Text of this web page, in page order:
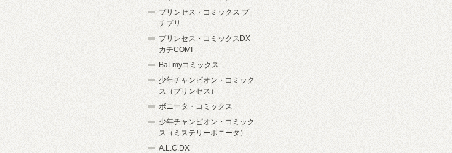
プリンセス・コミックス プ
チプリ
プリンセス・コミックスDX
カチCOMI
BaLmyコミックス
少年チャンピオン・コミック
ス（プリンセス）
ボニータ・コミックス
少年チャンピオン・コミック
ス（ミステリーボニータ）
A.L.C.DX